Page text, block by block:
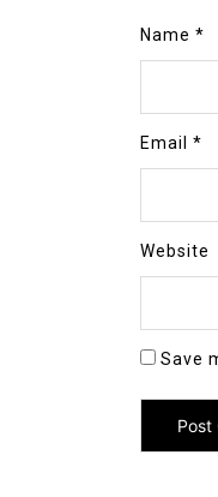
Name *
Email *
Website
Save